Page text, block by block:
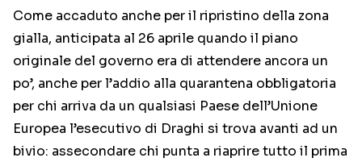
Come accaduto anche per il ripristino della zona
gialla, anticipata al 26 aprile quando il piano
originale del governo era di attendere ancora un
po’, anche per l’addio alla quarantena obbligatoria
per chi arriva da un qualsiasi Paese dell’Unione
Europea l’esecutivo di Draghi si trova avanti ad un
bivio: assecondare chi punta a riaprire tutto il prima